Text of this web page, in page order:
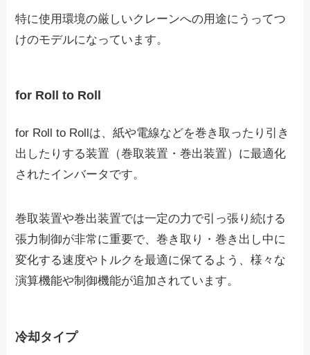
特に使用環境の厳しいクレーンへの用途にうってつ
けのモデルになっています。
for Roll to Roll
for Roll to Rollは、紙や電線などを巻き取ったり引き
出したりする装置（巻取装置・巻出装置）に最適化
されたインバータです。
巻取装置や巻出装置では一定の力で引っ張り続ける
張力制御が非常に重要で、巻き取り・巻き出し中に
変化する速度やトルクを最適に保てるよう、様々な
演算機能や制御機能が追加されています。
冷却タイプ